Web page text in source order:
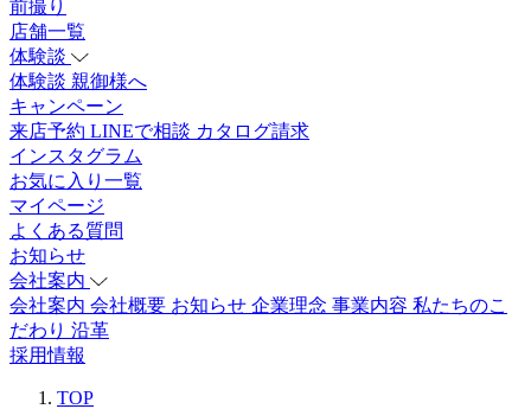
前撮り
店舗一覧
体験談
体験談 親御様へ
キャンペーン
来店予約 LINEで相談 カタログ請求
インスタグラム
お気に入り一覧
マイページ
よくある質問
お知らせ
会社案内
会社案内 会社概要 お知らせ 企業理念 事業内容 私たちのこ
だわり 沿革
採用情報
TOP